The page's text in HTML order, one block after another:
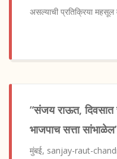
असल्याची प्रतिक्रिया
“संजय राऊत, दिवसात
भाजपाच सत्ता
मुंबई, sanjay-raut-